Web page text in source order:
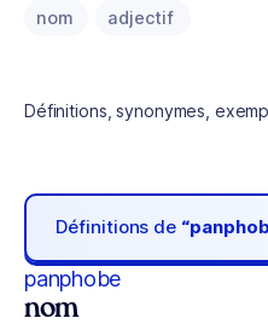
nom adjectif
Définitions, synonymes,
Définitions de
panphobe
nom